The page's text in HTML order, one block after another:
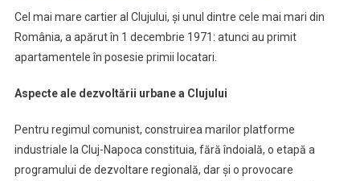
s-
au
noul
„cartier
dormitor”
Cel mai mare cartier al Clujului, și unul dintre cele mai mari din
România, a apărut în 1 decembrie 1971: atunci au primit
apartamentele în posesie primii locatari.
Aspecte ale dezvoltării urbane a Clujului
Pentru regimul comunist, construirea marilor platforme
industriale la Cluj-Napoca constituia, fără îndoială, o etapă a
programului de dezvoltare regională, dar și o provocare